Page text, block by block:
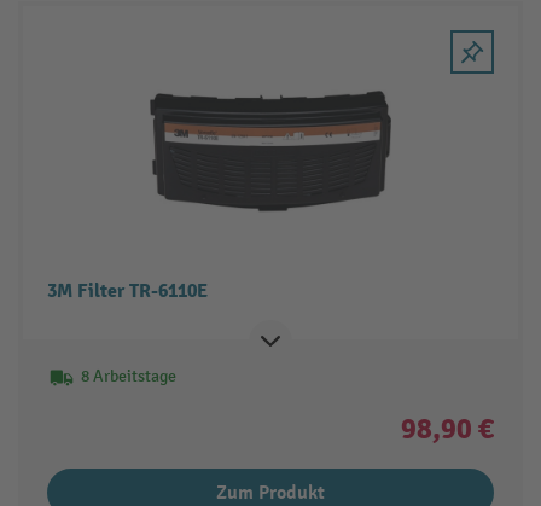
3M Filter TR-6110E
8 Arbeitstage
98,90 €
Zum Produkt